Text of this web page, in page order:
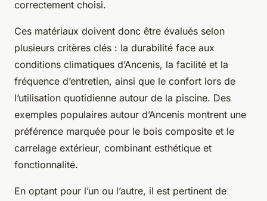
correctement choisi.
Ces matériaux doivent donc être évalués selon
plusieurs critères clés : la durabilité face aux
conditions climatiques d’Ancenis, la facilité et la
fréquence d’entretien, ainsi que le confort lors de
l’utilisation quotidienne autour de la piscine. Des
exemples populaires autour d’Ancenis montrent une
préférence marquée pour le bois composite et le
carrelage extérieur, combinant esthétique et
fonctionnalité.
En optant pour l’un ou l’autre, il est pertinent de